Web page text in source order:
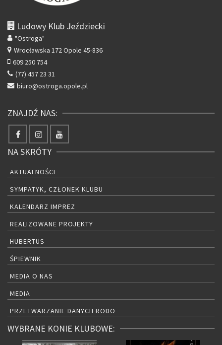
Ludowy Klub Jeździecki
"Ostroga"
Wrocławska 172Opole 45-836
609 250 754
(77) 457 23 31
biuro@ostroga.opole.pl
ZNAJDŹ NAS:
NA SKRÓTY
AKTUALNOŚCI
SYMPATYK, CZŁONEK KLUBU
KALENDARZ IMPREZ
REALIZOWANE PROJEKTY
HUBERTUS
ŚPIEWNIK
MEDIA O NAS
MEDIA
PRZETWARZANIE DANYCH RODO
WYBRANE KONIE KLUBOWE: